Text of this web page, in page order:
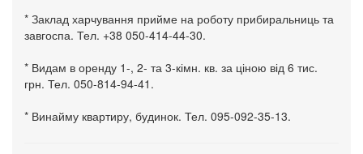
* Заклад харчування прийме на роботу прибиральниць та
завгоспа. Тел. +38 050-414-44-30.
* Видам в оренду 1-, 2- та 3-кімн. кв. за ціною від 6 тис.
грн. Тел. 050-814-94-41.
* Винайму квартиру, будинок. Тел. 095-092-35-13.